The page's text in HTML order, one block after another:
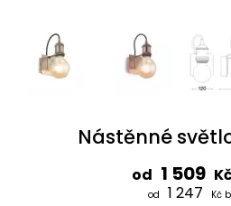
Nástěnné
od 1 509
od 1 247 Kč